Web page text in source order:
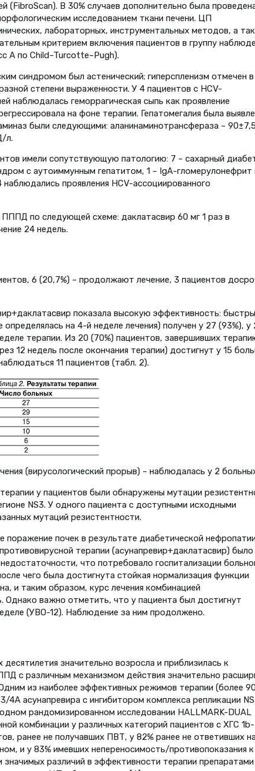
(FibroScan). В 30% случаев дополнительно была
исследованием ткани печени. ЦП
лабораторных, инструментальных методов, а
критерием включения пациентов в группу
А по Child–Turcotte–Pugh).
синдромом был астенический; гиперспленизм отмечен в
степени выраженности. У 4 пациентов с HCV-
наблюдалась геморрагическая сыпь как проявление
на фоне терапии. Гепатомегалия была
были следующими: аланинаминотрансфераза – 90±7,5
л.
имели сопутствующую патологию: 7 – сахарный
с аутоиммунным гепатитом, 1 – IgA-гломерулонефрит
проявления HCV-ассоциированного
по следующей схеме: даклатасвир 60 мг 1 раз в
24 недель.
6 (20,7%) – продолжают лечение, 3 пациентов
показала высокую эффективность:
определялась на 4-й неделе лечения) получен у 27 (93%), у
терапии. Из 20 (70%) пациентов, завершивших
12 недель после окончания терапии) достигнут у 15
11 пациентов (табл. 2).
(вирусологический прорыв) – наблюдалась у 2
у пациентов были обнаружены мутации
NS3. У одного пациента с доступными исходными
мутаций резистентности.
почек в результате диабетической
терапии (асунапревир+даклатасвир) было
что потребовало госпитализации
чего была достигнута стойкая нормализация функции
и таким образом, курс лечения комбинацией
Однако важно отметить, что у пациента был достигнут
(УВО-12). Наблюдение за ним продолжено.
значительно возросла и приблизилась к
с различным механизмом действия значительно
из наиболее эффективных режимов терапии (более
4A асунапревира с ингибитором комплекса репликации
рандомизированном исследовании HALLMARK-DUAL
комбинации у различных категорий пациентов с ХГС 1b-
ранее не получавших ПВТ, у 82% ранее не ответивших
и у 83% имевших непереносимость/противопоказания к
различий в эффективности терапии препаратами